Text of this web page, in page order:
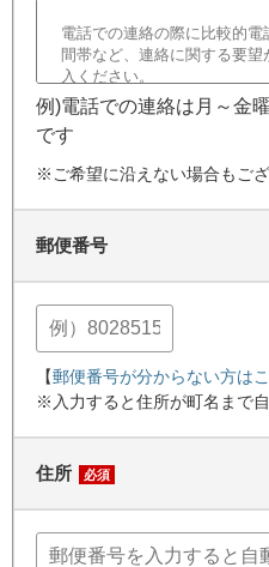
例)電話での連絡は月～金
です
※ご希望に沿えない場合もご
郵便番号
【郵便番号が分からない方は
※入力すると住所が町名まで
住所 必須